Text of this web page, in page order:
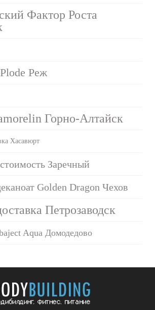
Фактор Роста
Реж
Горно-Алтайск
Хасавюрт
Заречный
Golden Dragon Чехов
Петрозаводск
Aqua Домодедово